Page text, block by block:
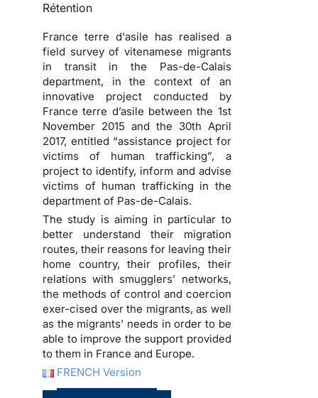
Rétention
France terre d'asile has realised a
field survey of vitenamese migrants
in transit in the Pas-de-Calais
department, in the context of an
innovative project conducted by
France terre d’asile between the 1st
November 2015 and the 30th April
2017, entitled “assistance project for
victims of human trafficking”, a
project to identify, inform and advise
victims of human trafficking in the
department of Pas-de-Calais.
The study is aiming in particular to
better understand their migration
routes, their reasons for leaving their
home country, their profiles, their
relations with smugglers’ networks,
the methods of control and coercion
exer-cised over the migrants, as well
as the migrants’ needs in order to be
able to improve the support provided
to them in France and Europe.
FRENCH Version